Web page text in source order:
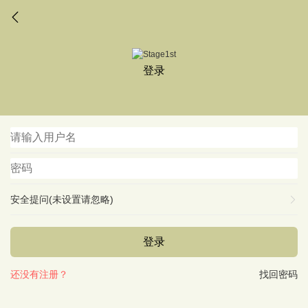
登录
安全提问(未设置请忽略)
登录
找回密码
还没有注册？